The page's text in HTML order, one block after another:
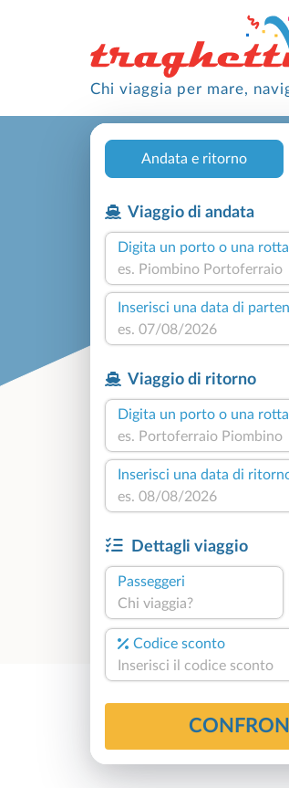
Chi viaggia per mare,
Andata e ritorno
Viaggio di andata
Digita un porto o una rotta
Inserisci una data di
Viaggio di ritorno
Digita un porto o una rotta
Inserisci una data di
Dettagli viaggio
Passeggeri
Chi viaggia?
Codice sconto